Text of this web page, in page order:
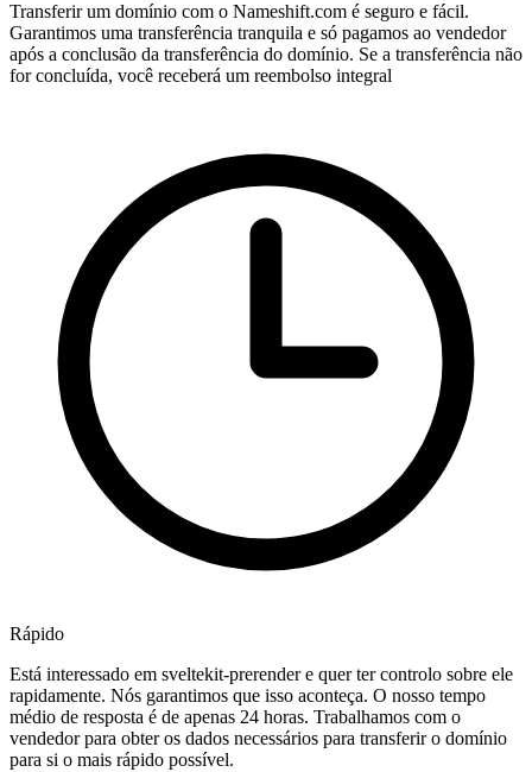
Transferir um domínio com o Nameshift.com é seguro e fácil.
Garantimos uma transferência tranquila e só pagamos ao vendedor
após a conclusão da transferência do domínio. Se a transferência não
for concluída, você receberá um reembolso integral
Rápido
Está interessado em sveltekit-prerender e quer ter controlo sobre ele
rapidamente. Nós garantimos que isso aconteça. O nosso tempo
médio de resposta é de apenas 24 horas. Trabalhamos com o
vendedor para obter os dados necessários para transferir o domínio
para si o mais rápido possível.